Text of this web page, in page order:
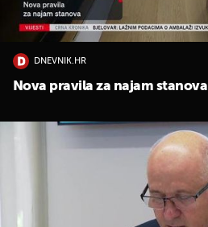
DNEVNIK.HR
Nova pravila za najam stanova